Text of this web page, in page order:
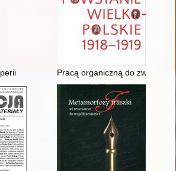
Pracą organiczną do